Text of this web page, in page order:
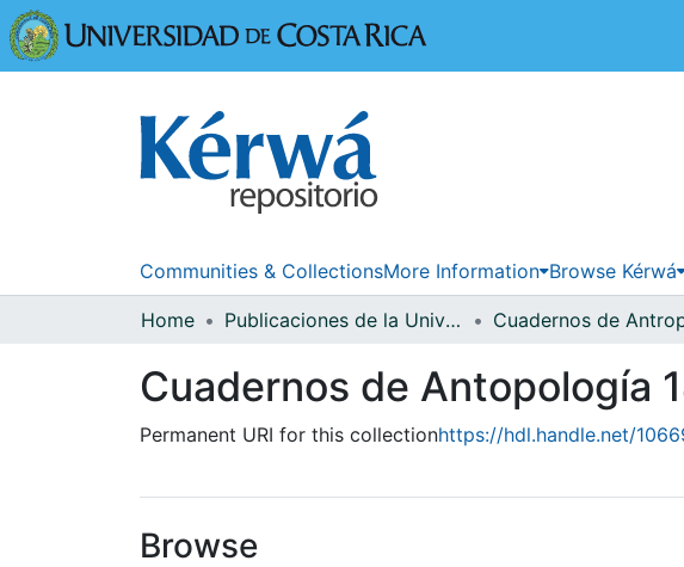
Communities & CollectionsMore Information Browse Kérwá
Home Publicaciones de la Universidad de Costa Rica
Cuadernos de Antopología
Permanent URI for this collectionhttps://hdl.handle.net/
Browse